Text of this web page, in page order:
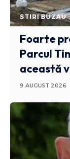
STIRI BUZAU
Foarte
Parcul
această
9 AUGUST 2026